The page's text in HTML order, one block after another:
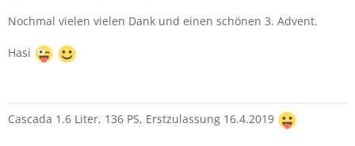
Nochmal vielen vielen Dank und einen schönen 3. Advent.
Hasi
Cascada 1.6 Liter, 136 PS, Erstzulassung 16.4.2019